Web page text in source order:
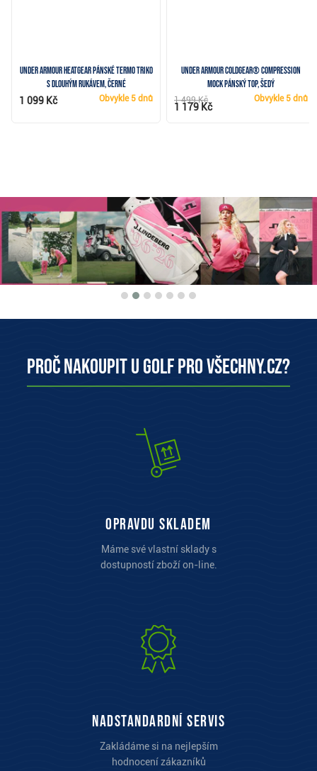
Under Armour HeatGear pánské termo triko
s dlouhým rukávem, černé
Obvykle 5 dnů
1 099 Kč
Under Armour ColdGear® Compression
Mock pánský top, šedý
Obvykle 5 dnů
1 499 Kč
1 179 Kč
Proč nakoupit u Golf pro všechny.cz?
opravdu skladem
Máme své vlastní sklady s
dostupností zboží on-line.
Nadstandardní servis
Zakládáme si na nejlepším
hodnocení zákazníků